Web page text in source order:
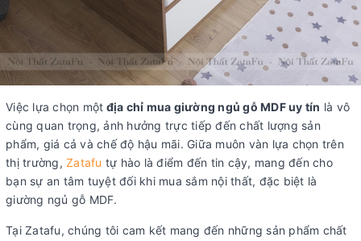
Việc lựa chọn một địa chỉ mua giường ngủ gỗ MDF uy tín là vô
cùng quan trọng, ảnh hưởng trực tiếp đến chất lượng sản
phẩm, giá cả và chế độ hậu mãi. Giữa muôn vàn lựa chọn trên
thị trường, Zatafu tự hào là điểm đến tin cậy, mang đến cho
bạn sự an tâm tuyệt đối khi mua sắm nội thất, đặc biệt là
giường ngủ gỗ MDF.
Tại Zatafu, chúng tôi cam kết mang đến những sản phẩm chất